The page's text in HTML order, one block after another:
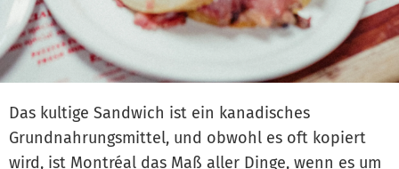
Das kultige Sandwich ist ein kanadisches
Grundnahrungsmittel, und obwohl es oft kopiert
wird, ist Montréal das Maß aller Dinge, wenn es um